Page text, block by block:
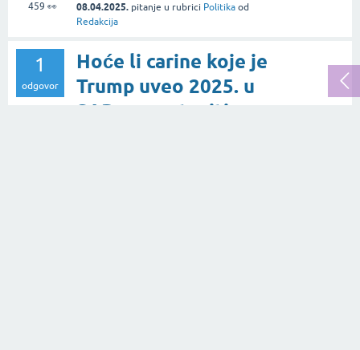
459 👀 08.04.2025. pitanje u rubrici Politika od
Redakcija
1
odgovor
Hoće li carine koje je
Trump uveo 2025. u
SAD-u zaustaviti